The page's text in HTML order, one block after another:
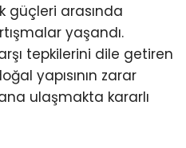
güçleri arasında
yaşandı.
tepkilerini dile getiren
yapısının zarar
ulaşmakta kararlı